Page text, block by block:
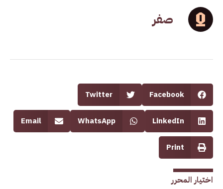
صفر
Facebook
Twitter
LinkedIn
WhatsApp
Email
Print
اختيار المحرر